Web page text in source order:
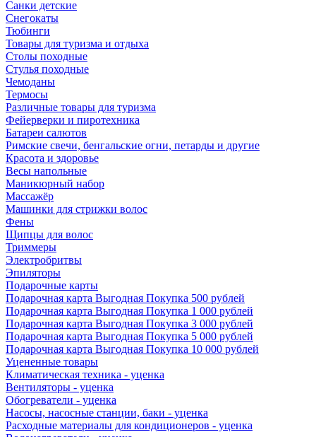
Санки детские
Снегокаты
Тюбинги
Товары для туризма и отдыха
Столы походные
Стулья походные
Чемоданы
Термосы
Различные товары для туризма
Фейерверки и пиротехника
Батареи салютов
Римские свечи, бенгальские огни, петарды и другие
Красота и здоровье
Весы напольные
Маникюрный набор
Массажёр
Машинки для стрижки волос
Фены
Щипцы для волос
Триммеры
Электробритвы
Эпиляторы
Подарочные карты
Подарочная карта Выгодная Покупка 500 рублей
Подарочная карта Выгодная Покупка 1 000 рублей
Подарочная карта Выгодная Покупка 3 000 рублей
Подарочная карта Выгодная Покупка 5 000 рублей
Подарочная карта Выгодная Покупка 10 000 рублей
Уцененные товары
Климатическая техника - уценка
Вентиляторы - уценка
Обогреватели - уценка
Насосы, насосные станции, баки - уценка
Расходные материалы для кондиционеров - уценка